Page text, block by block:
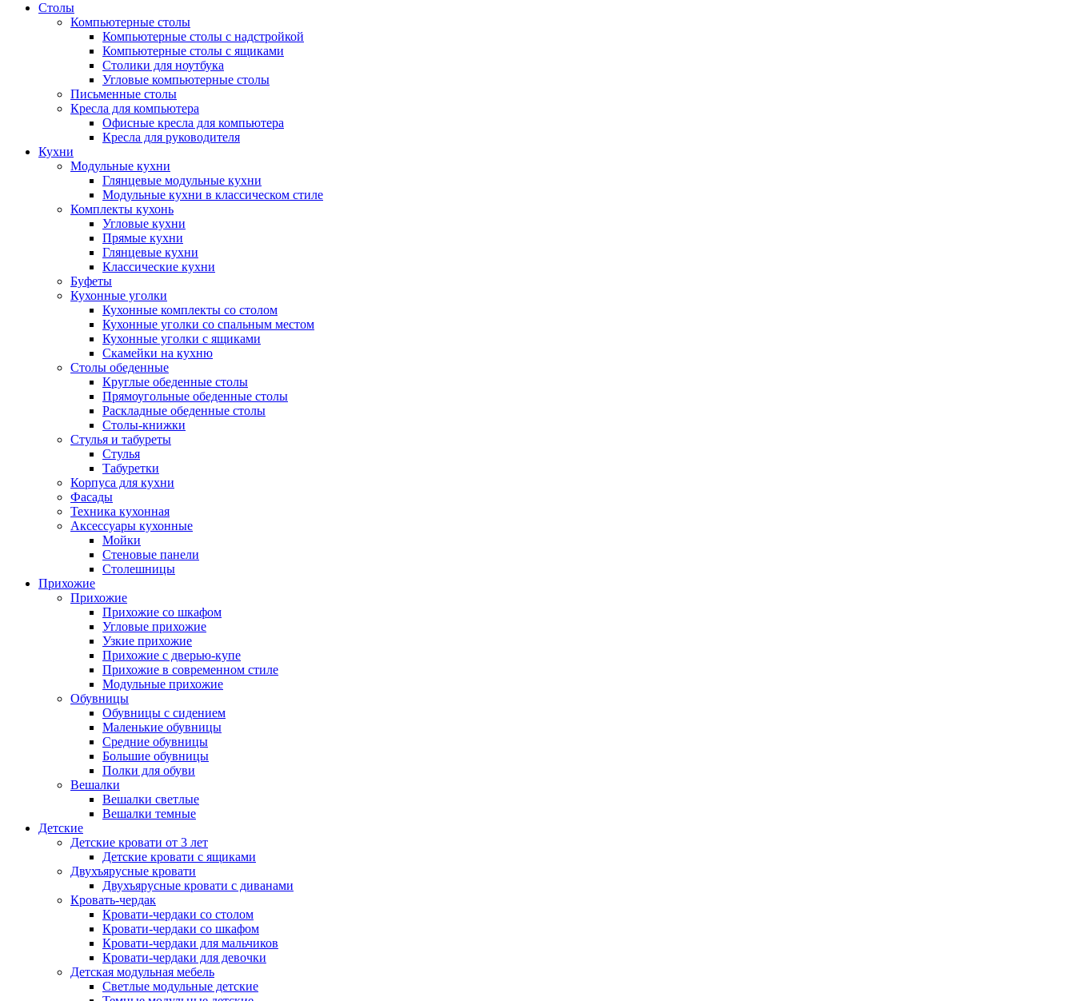
Столы
Компьютерные столы
Компьютерные столы с надстройкой
Компьютерные столы с ящиками
Столики для ноутбука
Угловые компьютерные столы
Письменные столы
Кресла для компьютера
Офисные кресла для компьютера
Кресла для руководителя
Кухни
Модульные кухни
Глянцевые модульные кухни
Модульные кухни в классическом стиле
Комплекты кухонь
Угловые кухни
Прямые кухни
Глянцевые кухни
Классические кухни
Буфеты
Кухонные уголки
Кухонные комплекты со столом
Кухонные уголки со спальным местом
Кухонные уголки с ящиками
Скамейки на кухню
Столы обеденные
Круглые обеденные столы
Прямоугольные обеденные столы
Раскладные обеденные столы
Столы-книжки
Стулья и табуреты
Стулья
Табуретки
Корпуса для кухни
Фасады
Техника кухонная
Аксессуары кухонные
Мойки
Стеновые панели
Столешницы
Прихожие
Прихожие
Прихожие со шкафом
Угловые прихожие
Узкие прихожие
Прихожие с дверью-купе
Прихожие в современном стиле
Модульные прихожие
Обувницы
Обувницы с сидением
Маленькие обувницы
Средние обувницы
Большие обувницы
Полки для обуви
Вешалки
Вешалки светлые
Вешалки темные
Детские
Детские кровати от 3 лет
Детские кровати с ящиками
Двухъярусные кровати
Двухъярусные кровати с диванами
Кровать-чердак
Кровати-чердаки со столом
Кровати-чердаки со шкафом
Кровати-чердаки для мальчиков
Кровати-чердаки для девочки
Детская модульная мебель
Светлые модульные детские